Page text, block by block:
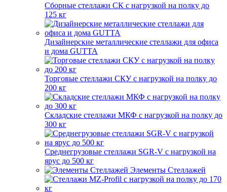
Сборные стеллажи СК с нагрузкой на полку до
125 кг
Дизайнерские металлические стеллажи для офиса
и дома GUTTA
Торговые стеллажи СКУ с нагрузкой на полку до
200 кг
Складские стеллажи МКФ с нагрузкой на полку до
300 кг
Среднегрузовые стеллажи SGR-V с нагрузкой на
ярус до 500 кг
Элементы Стеллажей